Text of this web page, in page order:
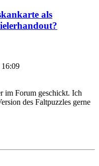
als
im Forum geschickt. Ich
des Faltpuzzles gerne